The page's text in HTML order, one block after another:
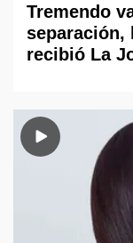
Tremendo
separación,
recibió La